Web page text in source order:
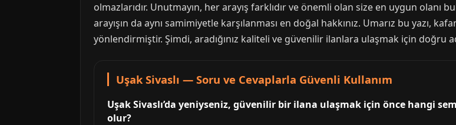
olmazlarıdır. Unutmayın, her arayış farklıdır ve önemli olan size en uygun olanı
arayışın da aynı samimiyetle karşılanması en doğal hakkınız. Umarız bu yazı,
yönlendirmiştir. Şimdi, aradığınız kaliteli ve güvenilir ilanlara ulaşmak için doğru
Uşak Sivaslı — Soru ve Cevaplarla Güvenli Kullanım
Uşak Sivaslı’da yeniyseniz, güvenilir bir ilana ulaşmak için önce hangi
olur?